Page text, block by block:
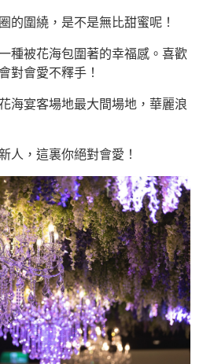
的圍繞，是不是無比甜蜜呢！
種被花海包圍著的幸福感。喜歡
對會愛不釋手！
海宴客場地最大間場地，華麗浪
人，這裏你絕對會愛！